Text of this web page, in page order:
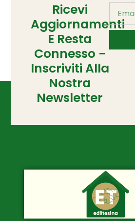
Ricevi
Aggiornamenti
E Resta
Connesso -
Inscriviti Alla
Nostra
Newsletter